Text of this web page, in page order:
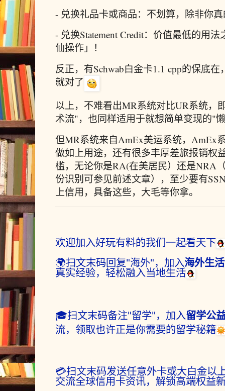
- 兑换礼品卡或商品：不划算，除非你
- 兑换Statement Credit：价值最低的用
仙操作」！
反正，有Schwab白金卡1.1 cpp的保底
就对了
以上，不难看出MR系统对比UR系统，
术流"，也同样适用于就想简单变现的"
但MR系统来自AmEx美运系统，AmEx
做如上用途，还有很多丰厚差旅报销权
槛，无论你是RA(在美居民）还是NRA
份识别可参见前述文章），至少要有
上信用，具备这些，大毛等你拿。
欢迎加入好玩有料的我们一起看天下
🌍扫文末码回复"海外"，加入海外生
真实经验，轻松融入当地生活
🎓扫文末码备注"留学"，加入留学公
流，领取也许正是你需要的留学秘籍
💳扫文末码发送任意外卡或大白金以
交流全球信用卡资讯，解锁高端权益